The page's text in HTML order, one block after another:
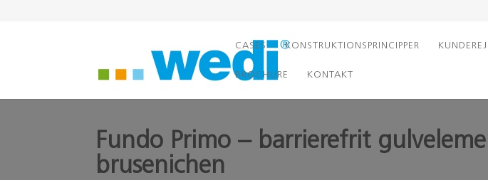
CASES KONSTRUKTIONSPRINCIPPER
BROCHURE KONTAKT
Fundo Primo – barrierefrit
brusenichen